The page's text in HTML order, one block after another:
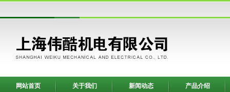
网站首页 关于我们 新闻动态 产品介绍